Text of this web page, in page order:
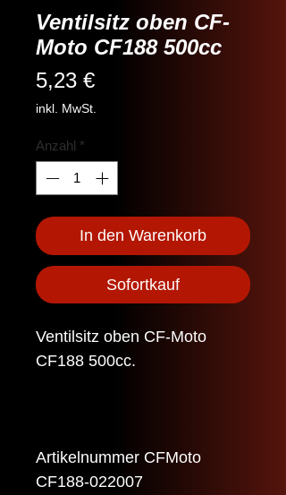
Ventilsitz oben CF-
Moto CF188 500cc
5,23 €Preis
inkl. MwSt.
Anzahl *
In den Warenkorb
Sofortkauf
Ventilsitz oben CF-Moto
CF188 500cc.
Artikelnummer CFMoto
CF188-022007